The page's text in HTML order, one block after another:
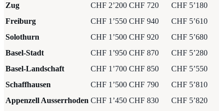
Zug
CHF 2’200 CHF 720
CHF 5’180
Freiburg
CHF 1’550 CHF 940
CHF 5’610
Solothurn
CHF 1’500 CHF 920
CHF 5’680
Basel-Stadt
CHF 1’950 CHF 870
CHF 5’280
Basel-Landschaft
CHF 1’700 CHF 850
CHF 5’550
Schaffhausen
CHF 1’500 CHF 790
CHF 5’810
Appenzell Ausserrhoden CHF 1’450 CHF 830
CHF 5’820